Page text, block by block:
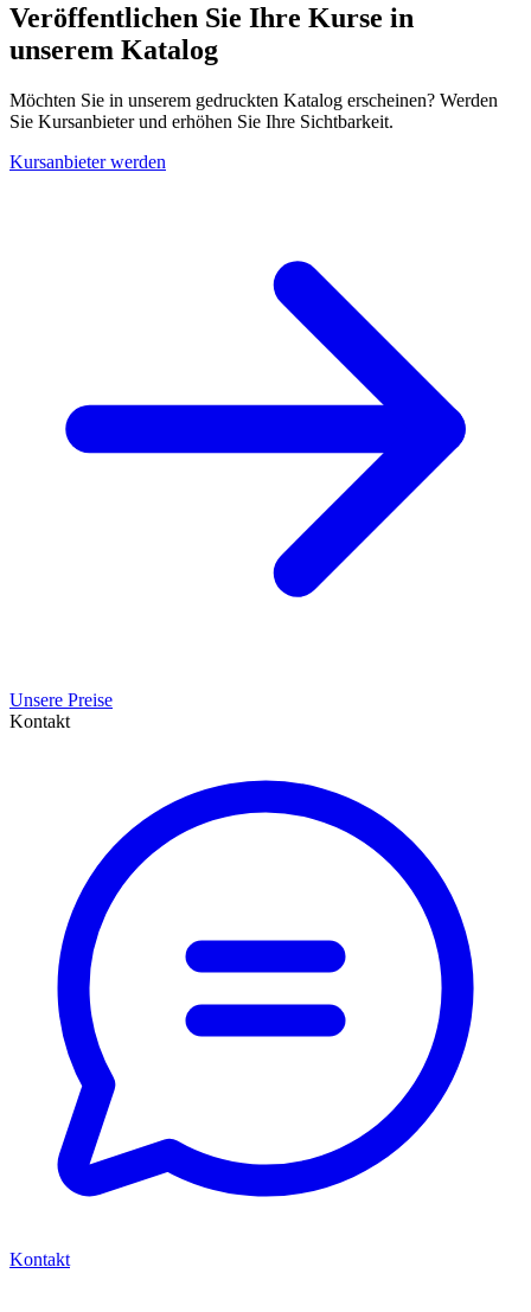
Veröffentlichen Sie Ihre Kurse in
unserem Katalog
Möchten Sie in unserem gedruckten Katalog erscheinen? Werden
Sie Kursanbieter und erhöhen Sie Ihre Sichtbarkeit.
Kursanbieter werden
Unsere Preise
Kontakt
Kontakt